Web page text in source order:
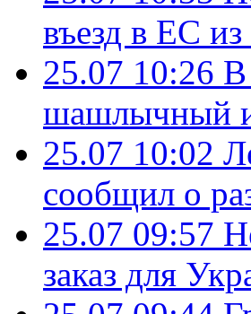
въезд в ЕС из
25.07 10:26 В
шашлычный
25.07 10:02
сообщил о
25.07 09:57
заказ для